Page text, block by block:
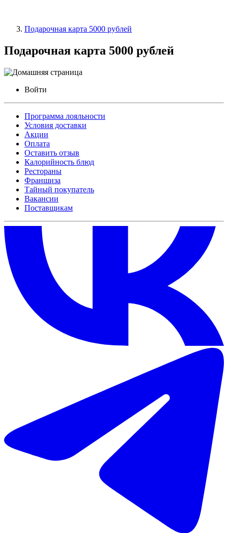
Подарочная карта 5000 рублей
Подарочная карта 5000 рублей
Войти
Программа лояльности
Условия доставки
Акции
Оплата
Оставить отзыв
Калорийность блюд
Рестораны
Франшиза
Тайный покупатель
Вакансии
Поставщикам